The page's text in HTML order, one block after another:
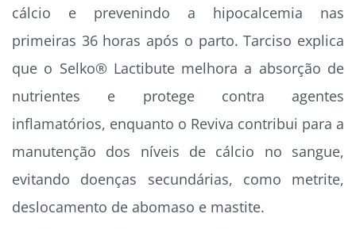
cálcio e prevenindo a hipocalcemia nas
primeiras 36 horas após o parto. Tarciso explica
que o Selko® Lactibute melhora a absorção de
nutrientes e protege contra agentes
inflamatórios, enquanto o Reviva contribui para a
manutenção dos níveis de cálcio no sangue,
evitando doenças secundárias, como metrite,
deslocamento de abomaso e mastite.